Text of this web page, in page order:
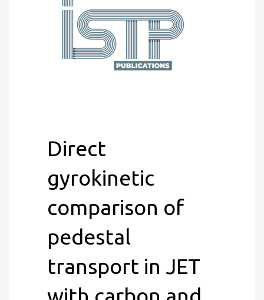
Direct
gyrokinetic
comparison of
pedestal
transport in JET